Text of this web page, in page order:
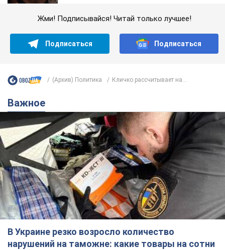
Жми! Подписывайся! Читай только лучшее!
Подписаться Подписаться
(Архив) Политика Кличко рассчитывает на...
Важное
В Украине резко возросло количество
нарушений на таможне: какие товары на сотни